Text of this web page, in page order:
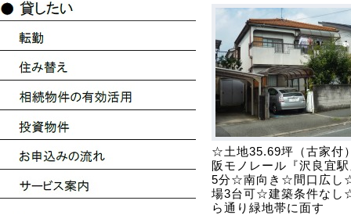
☆土地35.69坪（古家付
阪モノレール『沢良宜
5分☆南向き☆間口広し
場3台可☆建築条件なし
ら通り緑地帯に面す